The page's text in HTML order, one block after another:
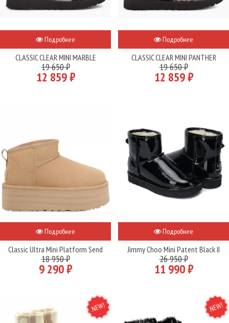
Подробнее
CLASSIC CLEAR MINI MARBLE
19 650 ₽
12 859 ₽
Подробнее
CLASSIC CLEAR MINI PANTHER
19 650 ₽
12 859 ₽
Подробнее
Classic Ultra Mini Platform Send
18 950 ₽
9 290 ₽
Подробнее
Jimmy Choo Mini Patent Black II
26 950 ₽
11 990 ₽
NEW NEW